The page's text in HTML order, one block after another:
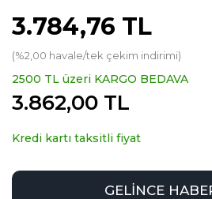
3.784,76 TL
(%2,00 havale/tek çekim indirimi)
2500 TL üzeri KARGO BEDAVA
3.862,00 TL
Kredi kartı taksitli fiyat
GELİNCE